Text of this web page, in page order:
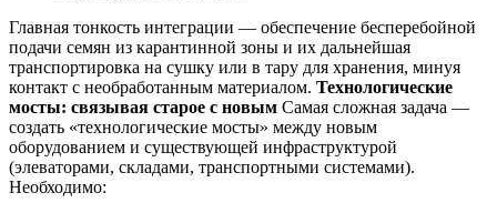
Главная тонкость интеграции — обеспечение бесперебойной
подачи семян из карантинной зоны и их дальнейшая
транспортировка на сушку или в тару для хранения, минуя
контакт с необработанным материалом. Технологические
мосты: связывая старое с новым Самая сложная задача —
создать «технологические мосты» между новым
оборудованием и существующей инфраструктурой
(элеваторами, складами, транспортными системами).
Необходимо: